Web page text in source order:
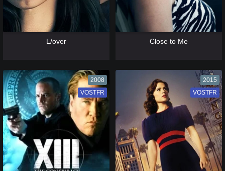
L/over Close to Me
2008
VF
VOSTFR
2015
VF
VOSTFR